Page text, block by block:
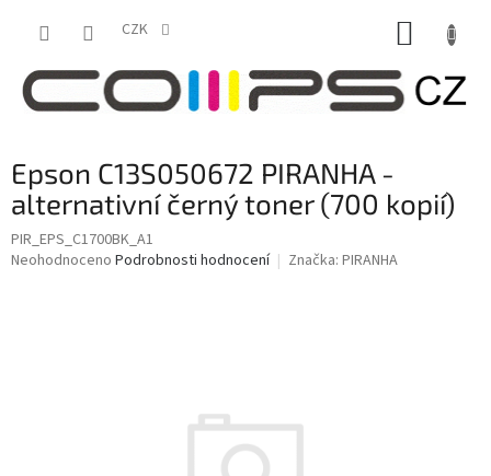
CZK
Epson C13S050672 PIRANHA -
alternativní černý toner (700 kopií)
PIR_EPS_C1700BK_A1
Průměrné
Neohodnoceno Podrobnosti hodnocení Značka: PIRANHA